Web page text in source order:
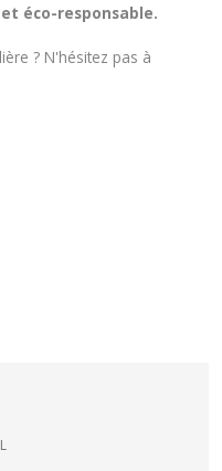
éco-responsable.
? N'hésitez pas à